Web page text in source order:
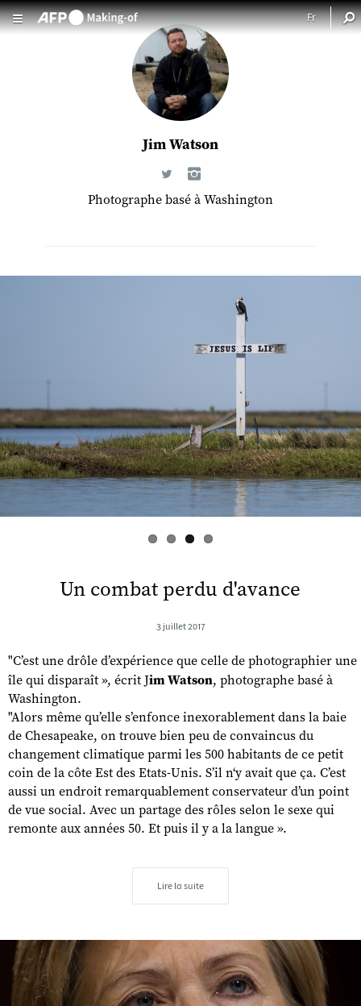
Jim Watson
Photographe basé à Washington
Un combat perdu d'avance
3 juillet 2017
"C’est une drôle d’expérience que celle de photographier une
île qui disparaît », écrit Jim Watson, photographe basé à
Washington.
"Alors même qu’elle s’enfonce inexorablement dans la baie
de Chesapeake, on trouve bien peu de convaincus du
changement climatique parmi les 500 habitants de ce petit
coin de la côte Est des Etats-Unis. S’il n‘y avait que ça. C’est
aussi un endroit remarquablement conservateur d’un point
de vue social. Avec un partage des rôles selon le sexe qui
remonte aux années 50. Et puis il y a la langue ».
Lire la suite